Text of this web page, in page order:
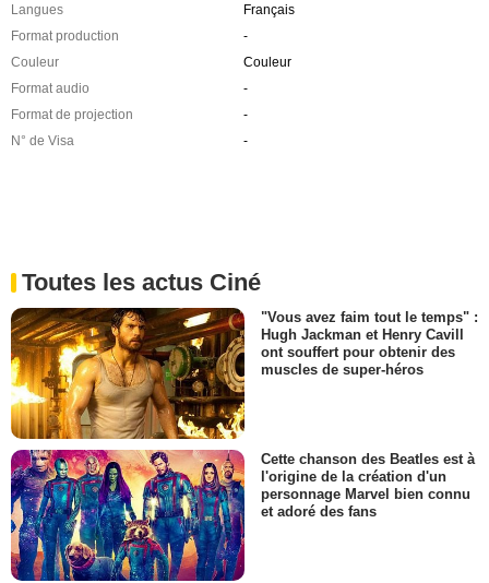
Langues
Français
Format production
-
Couleur
Couleur
Format audio
-
Format de projection
-
N° de Visa
-
Toutes les actus Ciné
"Vous avez faim tout le temps" :
Hugh Jackman et Henry Cavill
ont souffert pour obtenir des
muscles de super-héros
Cette chanson des Beatles est à
l'origine de la création d'un
personnage Marvel bien connu
et adoré des fans